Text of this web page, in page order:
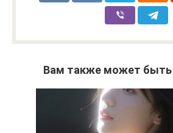
Вам также может быть